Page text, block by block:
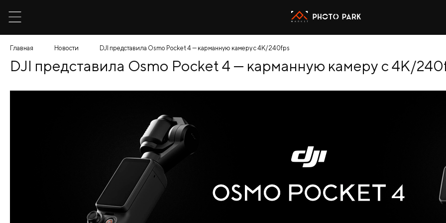
Главная Новости DJI представила Osmo Pocket 4 — карманную камеру с 4K/240fps
DJI представила Osmo Pocket 4 — карманную камеру с 4K/